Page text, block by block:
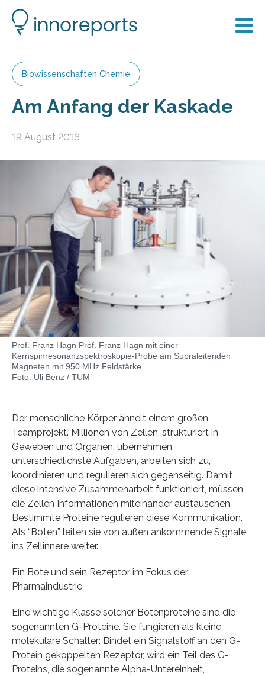
Biowissenschaften Chemie
Am Anfang der Kaskade
19 August 2016
Prof. Franz Hagn Prof. Franz Hagn mit einer
Kernspinresonanzspektroskopie-Probe am Supraleitenden
Magneten mit 950 MHz Feldstärke.
Foto: Uli Benz / TUM
Der menschliche Körper ähnelt einem großen
Teamprojekt. Millionen von Zellen, strukturiert in
Geweben und Organen, übernehmen
unterschiedlichste Aufgaben, arbeiten sich zu,
koordinieren und regulieren sich gegenseitig. Damit
diese intensive Zusammenarbeit funktioniert, müssen
die Zellen Informationen miteinander austauschen.
Bestimmte Proteine regulieren diese Kommunikation.
Als “Boten” leiten sie von außen ankommende Signale
ins Zellinnere weiter.
Ein Bote und sein Rezeptor im Fokus der
Pharmaindustrie
Eine wichtige Klasse solcher Botenproteine sind die
sogenannten G-Proteine. Sie fungieren als kleine
molekulare Schalter: Bindet ein Signalstoff an den G-
Protein gekoppelten Rezeptor, wird ein Teil des G-
Proteins, die sogenannte Alpha-Untereinheit,